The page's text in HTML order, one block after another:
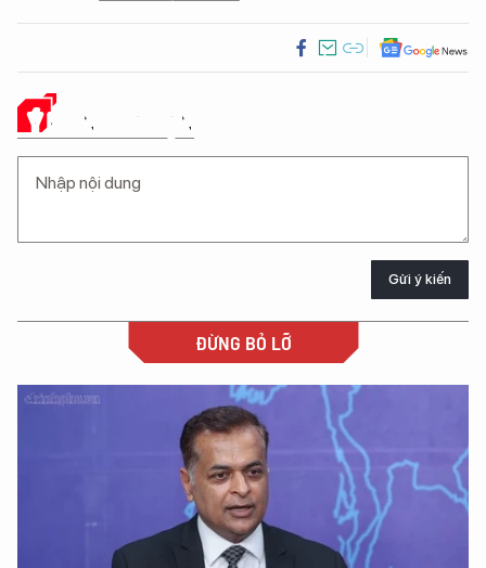
Ý KIẾN CỦA BẠN
Gửi ý kiến
ĐỪNG BỎ LỠ